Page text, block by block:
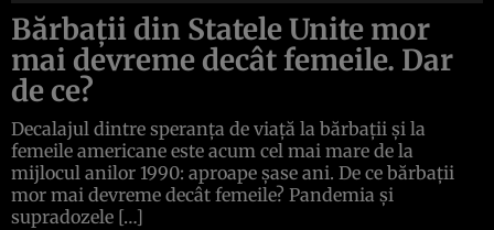
Bărbații din Statele Unite mor
mai devreme decât femeile. Dar
de ce?
Decalajul dintre speranța de viață la bărbații și la
femeile americane este acum cel mai mare de la
mijlocul anilor 1990: aproape șase ani. De ce bărbații
mor mai devreme decât femeile? Pandemia și
supradozele […]